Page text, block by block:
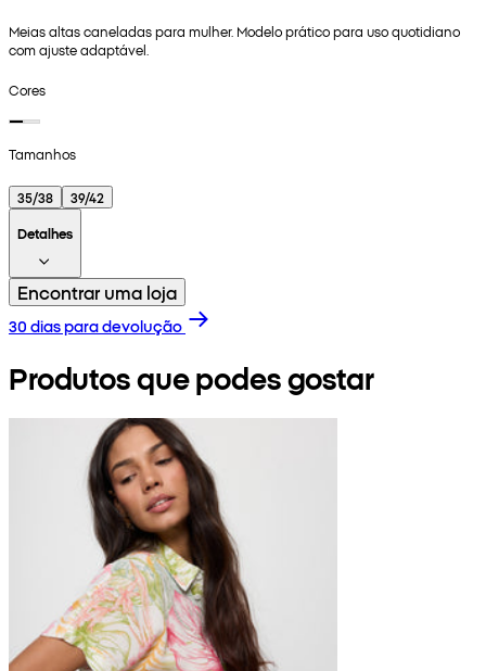
Meias altas caneladas para mulher. Modelo prático para uso quotidiano
com ajuste adaptável.
Cores
Tamanhos
35/38
39/42
Detalhes
Encontrar uma loja
30 dias para devolução
Produtos que podes gostar